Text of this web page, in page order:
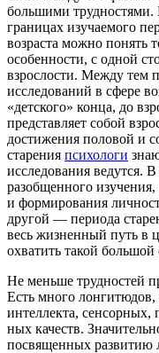
большими трудностями.
границах изучаемо­го
возраста можно по­нять
особенности, с одной
взрослости. Между тем
исследований в сфере
«детского» конца, до
представляет собой
достижения половой и
старения психологи
исследования ведутся.
разобщенного
и формирования
другой — периода
весь жизненный путь в
охватить такой большой
Не меньше трудностей
Есть много
интеллекта,
ных качеств.
посвященных развитию